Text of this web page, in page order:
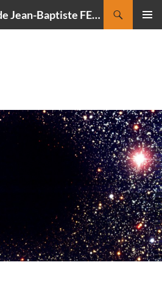
CIELMANIA : le blog de Jean-Baptiste FELDMANN, photographe du ciel